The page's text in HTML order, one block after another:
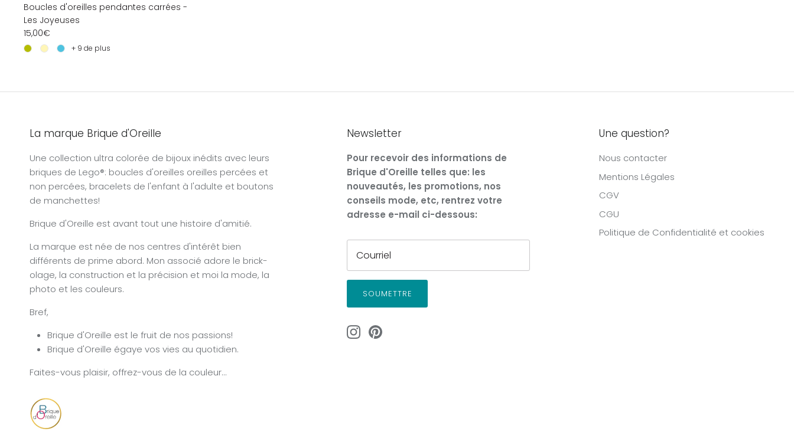
Boucles d'oreilles pendantes carrées -
Les Joyeuses
15,00€
+ 9 de plus
La marque Brique d'Oreille
Une collection ultra colorée de bijoux inédits avec leurs
briques de Lego®: boucles d'oreilles oreilles percées et
non percées, bracelets de l'enfant à l'adulte et boutons
de manchettes!
Brique d'Oreille est avant tout une histoire d'amitié.
La marque est née de nos centres d'intérêt bien
différents de prime abord. Mon associé adore le brick-
olage, la construction et la précision et moi la mode, la
photo et les couleurs.
Bref,
Brique d'Oreille est le fruit de nos passions!
Brique d'Oreille égaye vos vies au quotidien.
Faites-vous plaisir, offrez-vous de la couleur...
Newsletter
Pour recevoir des informations de
Brique d'Oreille telles que: les
nouveautés, les promotions, nos
conseils mode, etc, rentrez votre
adresse e-mail ci-dessous:
SOUMETTRE
Une question?
Nous contacter
Mentions Légales
CGV
CGU
Politique de Confidentialité et cookies